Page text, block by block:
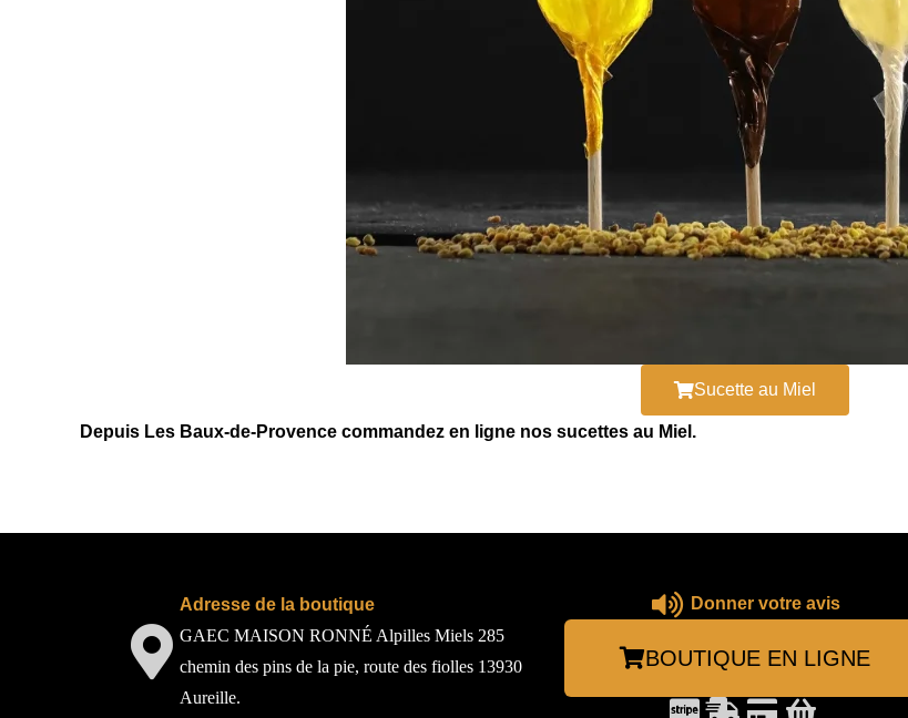
Sucette au Miel
Depuis Les Baux-de-Provence commandez en ligne nos sucettes au Miel.
Adresse de la boutique
GAEC MAISON RONNÉ Alpilles Miels 285
chemin des pins de la pie, route des fiolles 13930
Aureille.
Donner votre avis
BOUTIQUE EN LIGNE